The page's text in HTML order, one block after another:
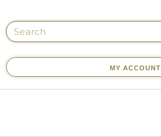
MY ACCOUNT